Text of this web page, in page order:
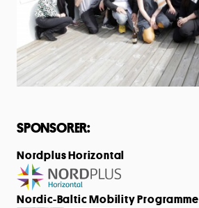
SPONSORER:
Nordplus Horizontal
Nordic-Baltic Mobility Programme